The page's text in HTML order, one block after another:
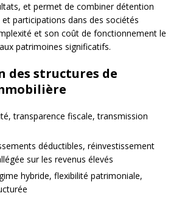
et permet de combiner détention
et participations dans des sociétés
et son coût de fonctionnement le
patrimoines significatifs.
des structures de
transparence fiscale, transmission
déductibles, réinvestissement
sur les revenus élevés
hybride, flexibilité patrimoniale,